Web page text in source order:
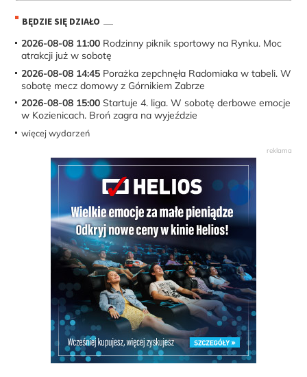
BĘDZIE SIĘ DZIAŁO
2026-08-08 11:00 Rodzinny piknik sportowy na Rynku. Moc
atrakcji już w sobotę
2026-08-08 14:45 Porażka zepchnęła Radomiaka w tabeli. W
sobotę mecz domowy z Górnikiem Zabrze
2026-08-08 15:00 Startuje 4. liga. W sobotę derbowe emocje
w Kozienicach. Broń zagra na wyjeździe
więcej wydarzeń